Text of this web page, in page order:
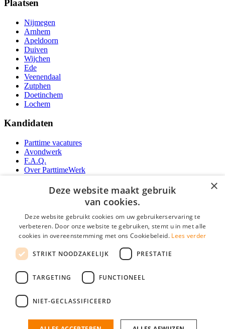
Plaatsen
Nijmegen
Arnhem
Apeldoorn
Duiven
Wijchen
Ede
Veenendaal
Zutphen
Doetinchem
Lochem
Kandidaten
Parttime vacatures
Avondwerk
F.A.Q.
Over ParttimeWerk
YoungCapital Android App
Parttime personeel
Vacature aanmelden
Partners
Social
×
Deze website maakt gebruik
van cookies.
Deze website gebruikt cookies om uw gebruikerservaring te
verbeteren. Door onze website te gebruiken, stemt u in met alle
cookies in overeenstemming met ons Cookiebeleid. Lees verder
STRIKT NOODZAKELIJK PRESTATIE
TARGETING FUNCTIONEEL
NIET-GECLASSIFICEERD